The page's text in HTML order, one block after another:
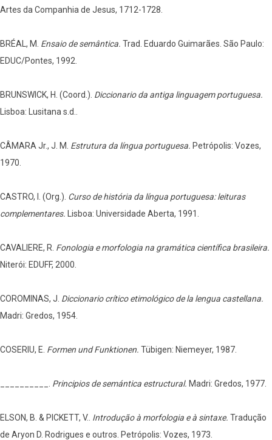
Artes da Companhia de Jesus, 1712-1728.
BRÉAL, M. Ensaio de semântica. Trad. Eduardo Guimarães. São Paulo:
EDUC/Pontes, 1992.
BRUNSWICK, H. (Coord.). Diccionario da antiga linguagem portuguesa.
Lisboa: Lusitana s.d..
CÂMARA Jr., J. M. Estrutura da língua portuguesa. Petrópolis: Vozes,
1970.
CASTRO, I. (Org.). Curso de história da língua portuguesa: leituras
complementares. Lisboa: Universidade Aberta, 1991.
CAVALIERE, R. Fonologia e morfologia na gramática científica brasileira.
Niterói: EDUFF, 2000.
COROMINAS, J. Diccionario crítico etimológico de la lengua castellana.
Madri: Gredos, 1954.
COSERIU, E. Formen und Funktionen. Tübigen: Niemeyer, 1987.
Principios de semántica estructural. Madri: Gredos, 1977.
ELSON, B. & PICKETT, V.. Introdução à morfologia e à sintaxe. Tradução
de Aryon D. Rodrigues e outros. Petrópolis: Vozes, 1973.